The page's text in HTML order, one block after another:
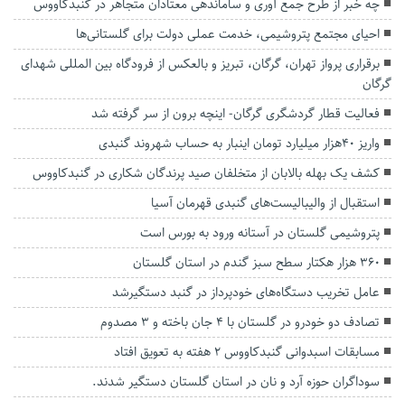
چه خبر از طرح جمع آوری و ساماندهی معتادان‌ متجاهر در گنبدکاووس
احیای مجتمع پتروشیمی، خدمت عملی دولت برای گلستانی‌ها
برقراری پرواز تهران، گرگان، تبریز و بالعکس از فرودگاه بین المللی شهدای
گرگان
فعالیت قطار گردشگری گرگان- اینچه برون از سر گرفته شد
واریز 40هزار میلیارد تومان اینبار به حساب شهروند گنبدی
کشف یک بهله بالابان از متخلفان صید پرندگان شکاری در گنبدکاووس
استقبال از والیبالیست‌های گنبدی قهرمان آسیا
پتروشیمی گلستان در آستانه ورود به بورس است
۳۶۰ هزار هکتار سطح سبز گندم در استان گلستان
عامل تخریب دستگاه‌های خودپرداز در گنبد دستگیرشد
تصادف دو خودرو در گلستان با ۴ جان باخته و ۳ مصدوم
مسابقات اسبدوانی گنبدکاووس ۲ هفته به تعویق افتاد
سوداگران حوزه آرد و نان در استان گلستان دستگیر شدند.